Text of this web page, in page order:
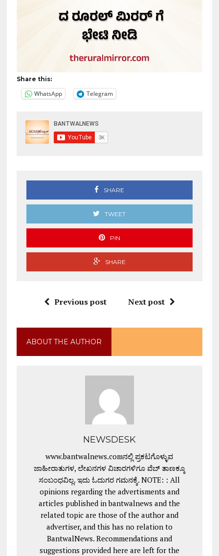
Share this:
WhatsApp Telegram
SHARE
TWEET
PIN
SHARE
Previous post Next post
ABOUT THE AUTHOR
NEWSDESK
www.bantwalnews.comನಲ್ಲಿ ಪ್ರಕಟಗೊಳ್ಳುವ
ಜಾಹೀರಾತುಗಳ, ಲೇಖನಗಳ ವಿಚಾರಗಳಿಗೂ ವೆಬ್ ತಾಣಕ್ಕೂ
ಸಂಬಂಧವಿಲ್ಲ. ಇದು ಓದುಗರ ಗಮನಕ್ಕೆ. NOTE: : All
opinions regarding the advertisments and
articles published in bantwalnews and the
related topic are those of the author and
advertiser, and this has no relation to
BantwalNews. Recommendations and
suggestions provided here are left for the